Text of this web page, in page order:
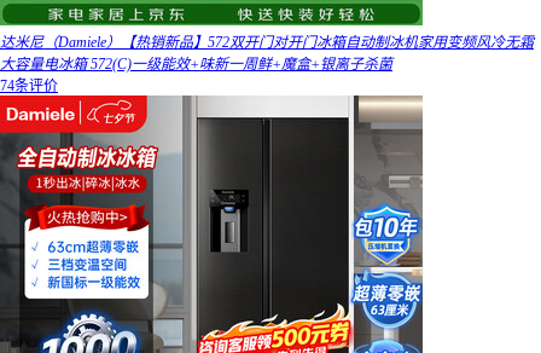
达米尼（Damiele）【热销新品】572双开门对开门冰箱自动制冰机家用变频风冷无霜
大容量电冰箱 572(C)一级能效+味新一周鲜+魔盒+银离子杀菌
74条评价